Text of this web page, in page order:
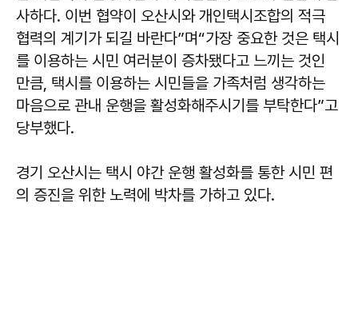
사하다. 이번 협약이 오산시와 개인택시조합의 적극
협력의 계기가 되길 바란다”며“가장 중요한 것은 택시
를 이용하는 시민 여러분이 증차됐다고 느끼는 것인
만큼, 택시를 이용하는 시민들을 가족처럼 생각하는
마음으로 관내 운행을 활성화해주시기를 부탁한다”고
당부했다.
경기 오산시는 택시 야간 운행 활성화를 통한 시민 편
의 증진을 위한 노력에 박차를 가하고 있다.